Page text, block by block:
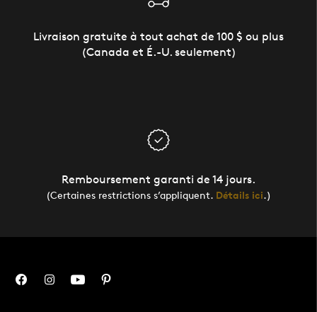
Livraison gratuite à tout achat de 100 $ ou plus
(Canada et É.-U. seulement)
Remboursement garanti de 14 jours.
(Certaines restrictions s’appliquent. Détails ici.)